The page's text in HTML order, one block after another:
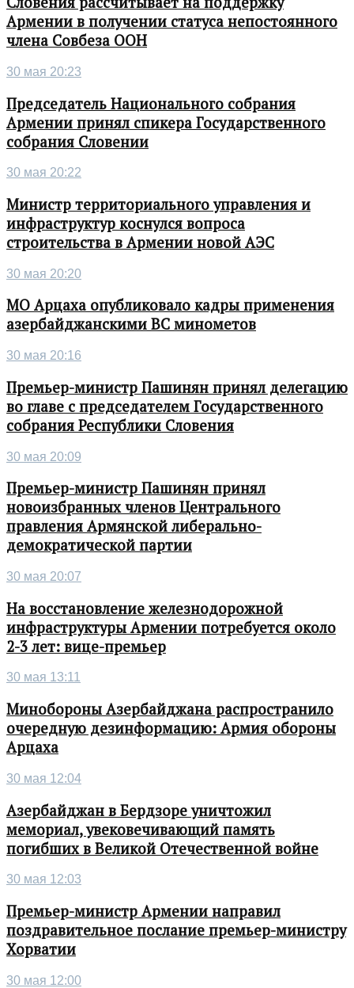
Армении в получении статуса непостоянного
члена Совбеза ООН
30 мая 20:23
Председатель Национального собрания
Армении принял спикера Государственного
собрания Словении
30 мая 20:22
Министр территориального управления и
инфраструктур коснулся вопроса
строительства в Армении новой АЭС
30 мая 20:20
МО Арцаха опубликовало кадры применения
азербайджанскими ВС минометов
30 мая 20:16
Премьер-министр Пашинян принял делегацию
во главе с председателем Государственного
собрания Республики Словения
30 мая 20:09
Премьер-министр Пашинян принял
новоизбранных членов Центрального
правления Армянской либерально-
демократической партии
30 мая 20:07
На восстановление железнодорожной
инфраструктуры Армении потребуется около
2-3 лет: вице-премьер
30 мая 13:11
Минобороны Азербайджана распространило
очередную дезинформацию: Армия обороны
Арцаха
30 мая 12:04
Азербайджан в Бердзоре уничтожил
мемориал, увековечивающий память
погибших в Великой Отечественной войне
30 мая 12:03
Премьер-министр Армении направил
поздравительное послание премьер-министру
Хорватии
30 мая 12:00